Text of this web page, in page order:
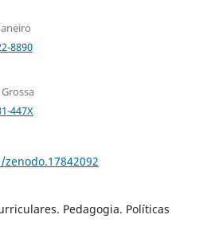
8890
447X
Pedagogia. Políticas